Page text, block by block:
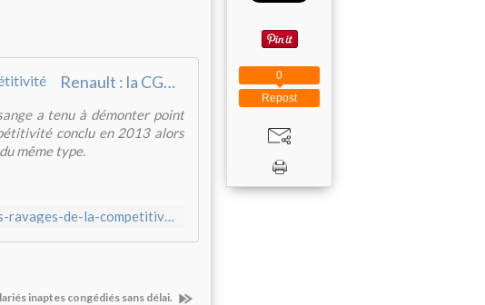
Renault : la CGT dénonce les ravages de la compétitivité
a tenu à démonter point
conclu en 2013 alors
même type.
http://www.humanite.fr/renault-la-cgt-denonce-les-ravages-de-la-competitivite-616199
inaptes congédiés sans délai.
Repost
0